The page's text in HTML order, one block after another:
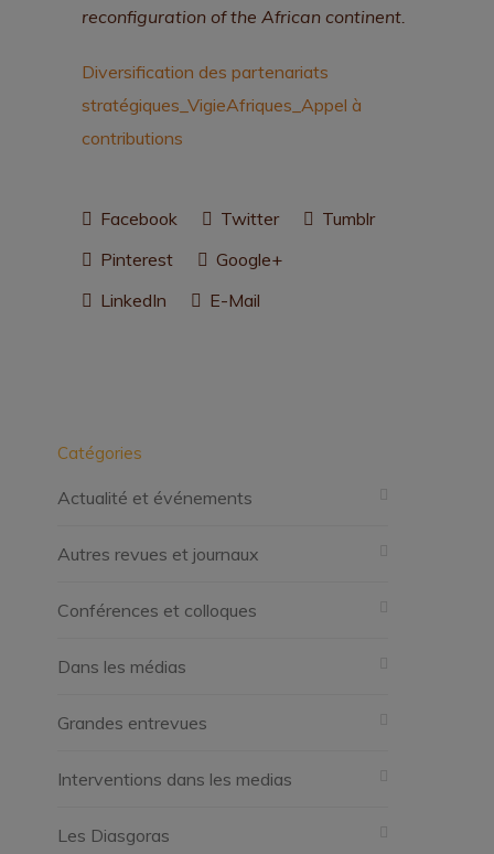
reconfiguration of the African continent.
Diversification des partenariats
stratégiques_VigieAfriques_Appel à
contributions
Facebook Twitter
Tumblr
Pinterest
Google+
LinkedIn
E-Mail
Catégories
Actualité et événements
Autres revues et journaux
Conférences et colloques
Dans les médias
Grandes entrevues
Interventions dans les medias
Les Diasgoras